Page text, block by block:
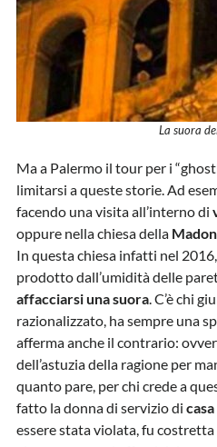
La suora
Ma a Palermo il tour per i
limitarsi a queste storie. Ad
facendo una visita all’interno di
oppure nella chiesa della
In questa chiesa infatti nel
prodotto dall’umidità delle
affacciarsi una suora. C’è chi
razionalizzato, ha sempre una
afferma anche il contrario:
dell’astuzia della ragione per
quanto pare, per chi crede a
fatto la donna di servizio di
essere stata violata, fu costretta